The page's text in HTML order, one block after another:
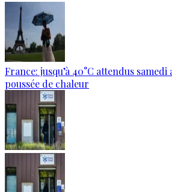
France: jusqu’à 40°C attendus
poussée de chaleur